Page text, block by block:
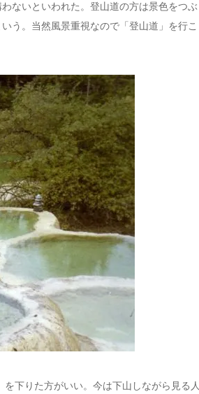
ないといわれた。登山道の方は景色をつぶ
う。当然風景重視なので「登山道」を行こ
下りた方がいい。今は下山しながら見る人